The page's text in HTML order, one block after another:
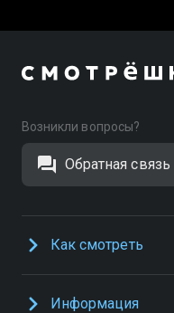
Возникли вопросы?
Обратная связь
Как смотреть
Информация